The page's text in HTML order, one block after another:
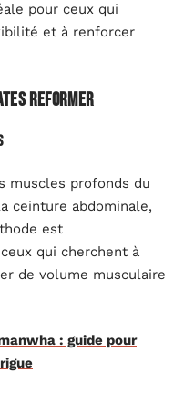
pour ceux qui
et à renforcer
reformer
muscles profonds du
ceinture abdominale,
est
qui cherchent à
de volume musculaire
: guide pour